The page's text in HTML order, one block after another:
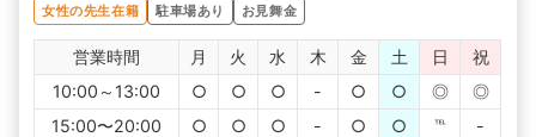
女性の先生在籍
駐車場あり お見舞金
営業時間 月 火 水 木 金 土 日
祝
10:00～13:00
○ ○ ○ - ○ ○ ◎
◎
15:00〜20:00
○ ○ ○ - ○ ○ ℡ -